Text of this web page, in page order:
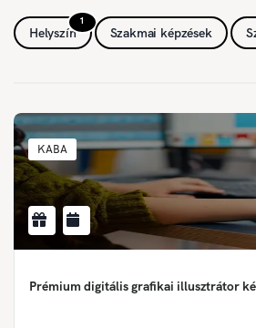
1
Helyszín Szakmai képzések
KABA
Prémium digitális grafikai illusztrátor